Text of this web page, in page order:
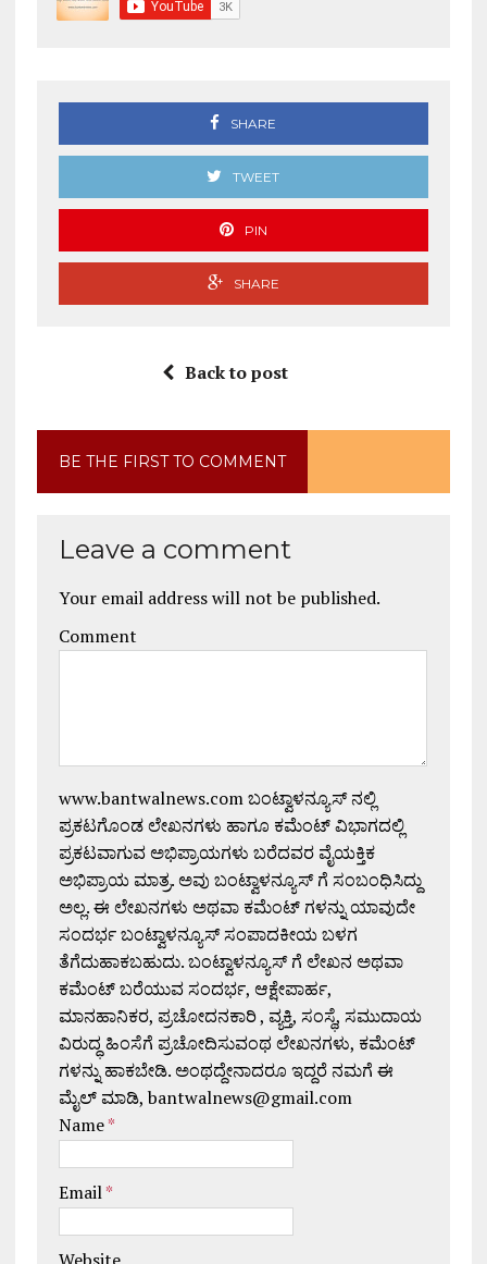
SHARE
TWEET
PIN
SHARE
Back to post
BE THE FIRST TO COMMENT
Leave a comment
Your email address will not be published.
Comment
www.bantwalnews.com ಬಂಟ್ವಾಳನ್ಯೂಸ್ ನಲ್ಲಿ
ಪ್ರಕಟಗೊಂಡ ಲೇಖನಗಳು ಹಾಗೂ ಕಮೆಂಟ್ ವಿಭಾಗದಲ್ಲಿ
ಪ್ರಕಟವಾಗುವ ಅಭಿಪ್ರಾಯಗಳು ಬರೆದವರ ವೈಯಕ್ತಿಕ
ಅಭಿಪ್ರಾಯ ಮಾತ್ರ. ಅವು ಬಂಟ್ವಾಳನ್ಯೂಸ್ ಗೆ ಸಂಬಂಧಿಸಿದ್ದು
ಅಲ್ಲ. ಈ ಲೇಖನಗಳು ಅಥವಾ ಕಮೆಂಟ್ ಗಳನ್ನು ಯಾವುದೇ
ಸಂದರ್ಭ ಬಂಟ್ವಾಳನ್ಯೂಸ್ ಸಂಪಾದಕೀಯ ಬಳಗ
ತೆಗೆದುಹಾಕಬಹುದು. ಬಂಟ್ವಾಳನ್ಯೂಸ್ ಗೆ ಲೇಖನ ಅಥವಾ
ಕಮೆಂಟ್ ಬರೆಯುವ ಸಂದರ್ಭ, ಆಕ್ಷೇಪಾರ್ಹ,
ಮಾನಹಾನಿಕರ, ಪ್ರಚೋದನಕಾರಿ , ವ್ಯಕ್ತಿ, ಸಂಸ್ಥೆ, ಸಮುದಾಯ
ವಿರುದ್ಧ ಹಿಂಸೆಗೆ ಪ್ರಚೋದಿಸುವಂಥ ಲೇಖನಗಳು, ಕಮೆಂಟ್
ಗಳನ್ನು ಹಾಕಬೇಡಿ. ಅಂಥದ್ದೇನಾದರೂ ಇದ್ದರೆ ನಮಗೆ ಈ
ಮೈಲ್ ಮಾಡಿ, bantwalnews@gmail.com
Name*
Email*